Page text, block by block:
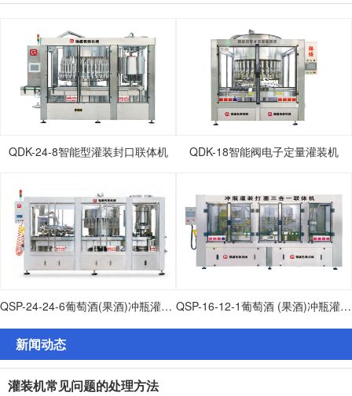
QDK-24-8智能型灌装封口联体机 QDK-18智能阀电子定量灌装机
QSP-24-24-6葡萄酒(果酒)冲瓶灌装打塞联体机 QSP-16-12-1葡萄酒 (果酒)冲瓶灌装打塞联体机
新闻动态
灌装机常见问题的处理方法